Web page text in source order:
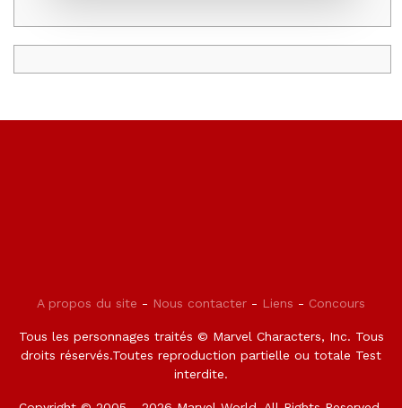
A propos du site - Nous contacter - Liens - Concours
Tous les personnages traités © Marvel Characters, Inc. Tous
droits réservés.Toutes reproduction partielle ou totale Test
interdite.